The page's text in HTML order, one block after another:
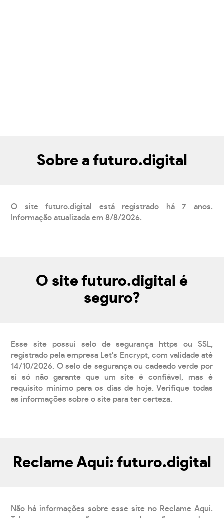
Sobre a futuro.digital
O site futuro.digital está registrado há 7 anos.
Informação atualizada em 8/8/2026.
O site futuro.digital é
seguro?
Esse site possui selo de segurança https ou SSL,
registrado pela empresa Let's Encrypt, com validade até
14/10/2026. O selo de segurança ou cadeado verde por
si só não garante que um site é confiável, mas é
requisito mínimo para os dias de hoje. Verifique todas
as informações sobre o site para ter certeza.
Reclame Aqui: futuro.digital
Não há informações sobre esse site no Reclame Aqui.